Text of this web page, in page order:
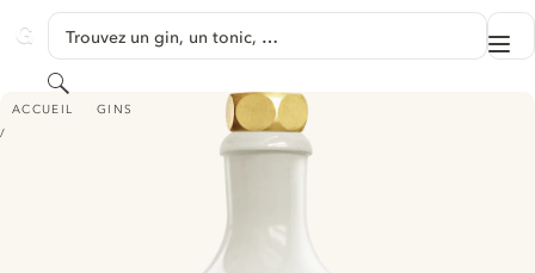
GINVENTORY
Trouvez un gin, un tonic, …
Rechercher
ACCUEIL GINS
ROTA DE SUL - GIN SUL LIMITED EDITION 2016